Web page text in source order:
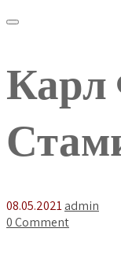
08.05.2021admin
0 Comment